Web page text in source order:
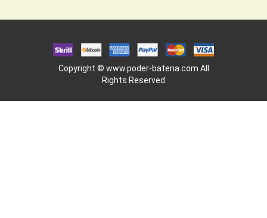
Copyright © www.poder-bateria.com All
Rights Reserved